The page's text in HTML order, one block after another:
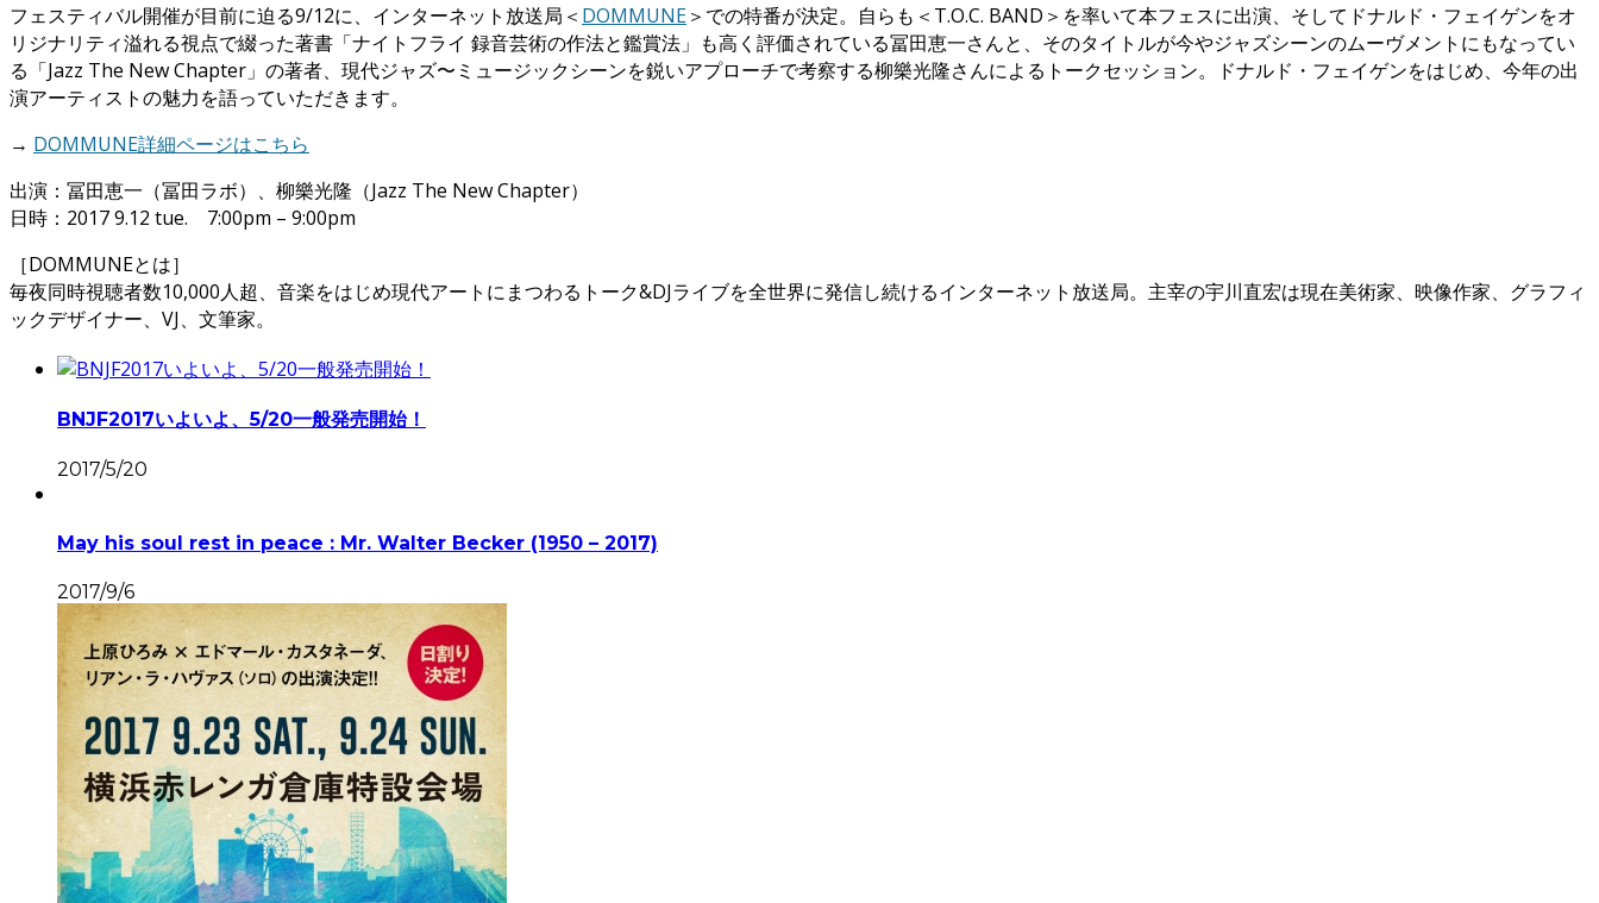
フェスティバル開催が目前に迫る9/12に、インターネット放送局＜ DOMMUNE＞での特番が決定。自らも＜T.O.C. BAND＞を率いて本フェスに出演、そしてドナルド・フェイゲンをオ
リジナリティ溢れる視点で綴った著書「ナイトフライ 録音芸術の作法と鑑賞法」も高く評価されている冨田恵一さんと、そのタイトルが今やジャズシーンのムーヴメントにもなってい
る「Jazz The New Chapter」の著者、現代ジャズ〜ミュージックシーンを鋭いアプローチで考察する柳樂光隆さんによるトークセッション。ドナルド・フェイゲンをはじめ、今年の出
演アーティストの魅力を語っていただきます。
→ DOMMUNE詳細ページはこちら
出演：冨田恵一（冨田ラボ）、柳樂光隆（Jazz The New Chapter）
日時：2017 9.12 tue. 7:00pm – 9:00pm
［DOMMUNEとは］
毎夜同時視聴者数10,000人超、音楽をはじめ現代アートにまつわるトーク&DJライブを全世界に発信し続けるインターネット放送局。主宰の宇川直宏は現在美術家、映像作家、グラフィ
ックデザイナー、VJ、文筆家。
BNJF2017いよいよ、5/20一般発売開始！
2017/5/20
May his soul rest in peace : Mr. Walter Becker (1950 – 2017)
2017/9/6